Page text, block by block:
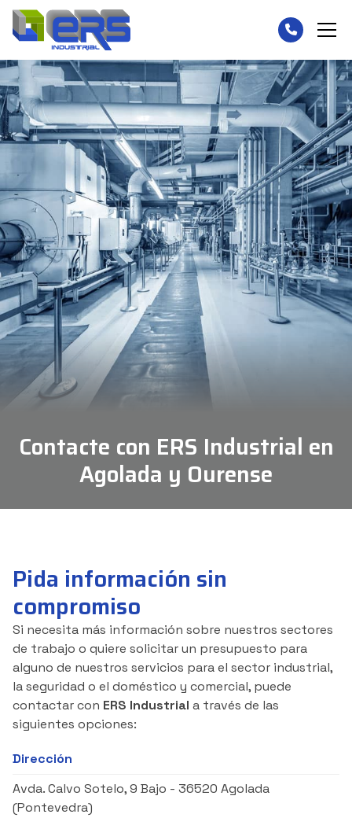
Contacte con ERS Industrial en
Agolada y Ourense
Pida información sin
compromiso
Si necesita más información sobre nuestros sectores
de trabajo o quiere solicitar un presupuesto para
alguno de nuestros servicios para el sector industrial,
la seguridad o el doméstico y comercial, puede
contactar con ERS Industrial a través de las
siguientes opciones:
Dirección
Avda. Calvo Sotelo, 9 Bajo - 36520 Agolada
(Pontevedra)